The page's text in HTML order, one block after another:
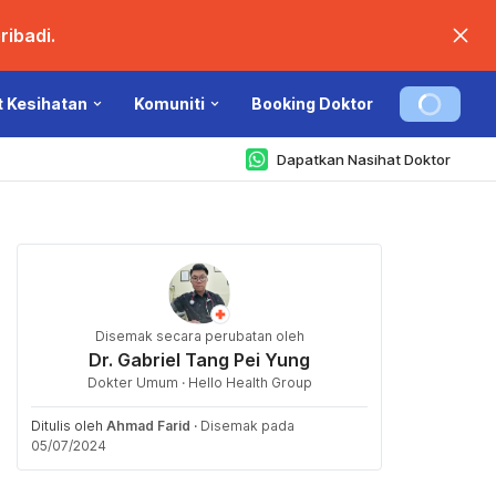
Kesihatan Komuniti Booking Doktor
Dapatkan Nasihat Doktor
Disemak secara perubatan oleh
Dr. Gabriel Tang Pei Yung
Dokter Umum · Hello Health Group
Ditulis oleh Ahmad Farid · Disemak pada
05/07/2024